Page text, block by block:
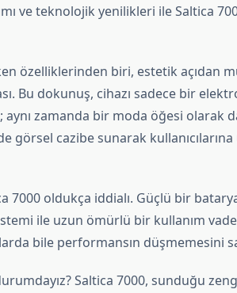
ve teknolojik yenilikleri ile Saltica
özelliklerinden biri, estetik açıdan
Bu dokunuş, cihazı sadece bir
zamanda bir moda öğesi olarak
görsel cazibe sunarak
7000 oldukça iddialı. Güçlü bir
ile uzun ömürlü bir kullanım
bile performansın düşmemesini
Saltica 7000, sunduğu